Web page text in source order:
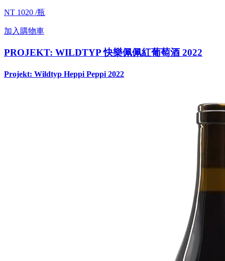
NT 1020 /瓶
加入購物車
PROJEKT: WILDTYP 快樂佩佩紅葡萄酒 2022
Projekt: Wildtyp Heppi Peppi 2022